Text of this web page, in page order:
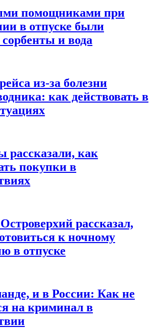
помощниками при
в отпуске были
и вода
из-за болезни
как действовать в
рассказали, как
покупки в
рассказал,
к ночному
в отпуске
и в России: Как не
на криминал в